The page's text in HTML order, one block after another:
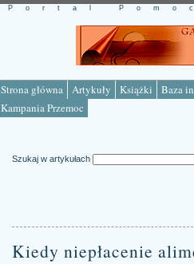
Strona główna Artykuły Książki
Baza
Kampania Przemoc
Portal
Szukaj w artykułach
Kiedy niepłacenie